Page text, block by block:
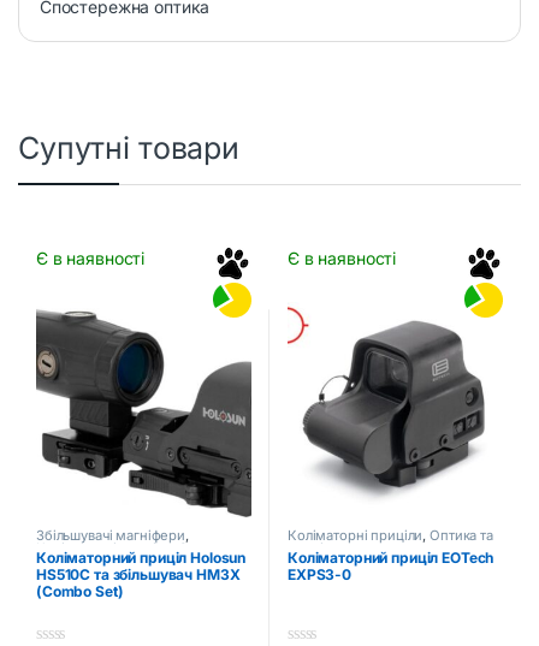
Спостережна оптика
Супутні товари
Є в наявності
Збільшувачі магніфери,
Коліматорні приціли ,Оптика та
приціли
Коліматорний приціл Holosun
HS510C та збільшувач HM3X
(Combo Set)
Є в наявності
Коліматорні приціли,Оптика та
приціли
Коліматорний приціл EOTech
EXPS3-0